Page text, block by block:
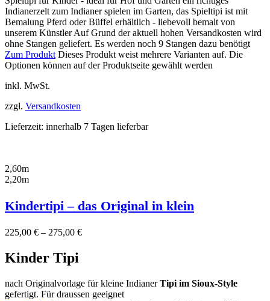
Indianerzelt zum Indianer spielen im Garten, das Spieltipi ist mit
Bemalung Pferd oder Büffel erhältlich - liebevoll bemalt von
unserem Künstler Auf Grund der aktuell hohen Versandkosten wird
ohne Stangen geliefert. Es werden noch 9 Stangen dazu benötigt
Zum Produkt Dieses Produkt weist mehrere Varianten auf. Die
Optionen können auf der Produktseite gewählt werden
inkl. MwSt.
zzgl. Versandkosten
Lieferzeit: innerhalb 7 Tagen lieferbar
2,60m
2,20m
Kindertipi – das Original in klein
225,00 € – 275,00 €
Kinder Tipi
nach Originalvorlage für kleine IndianerTipi im Sioux-Style
gefertigt. Für draussen geeignet